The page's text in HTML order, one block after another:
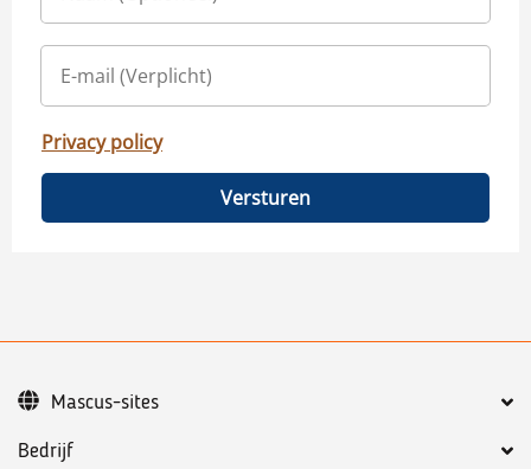
Privacy policy
Versturen
Bedrijf
Mascus-sites